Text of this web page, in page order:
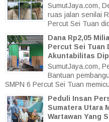
SumutJaya.com,
ruas jalan senilai
Percut Sei Tuan
Dana Rp2,05
Percut Sei Tuan
Akuntabilitas
SumutJaya.com,
Bantuan
SMPN 6 Percut Sei Tuan
Peduli Insan
Sumatera Utara
Wartawan Yang